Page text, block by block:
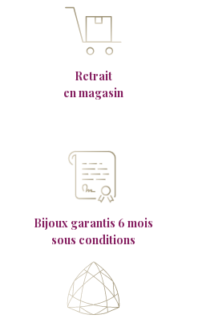
Retrait
en magasin
Bijoux garantis 6 mois
sous conditions